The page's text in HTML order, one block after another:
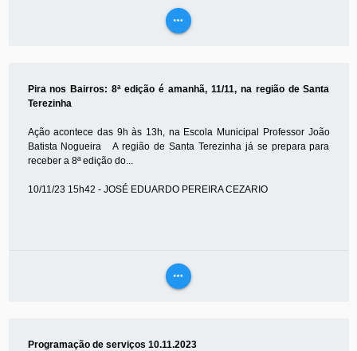
more_horiz
Pira nos Bairros: 8ª edição é amanhã, 11/11, na região de Santa
Terezinha
Ação acontece das 9h às 13h, na Escola Municipal Professor João
Batista Nogueira A região de Santa Terezinha já se prepara para
receber a 8ª edição do...
10/11/23 15h42 - JOSÉ EDUARDO PEREIRA CEZARIO
more_horiz
Programação de serviços 10.11.2023